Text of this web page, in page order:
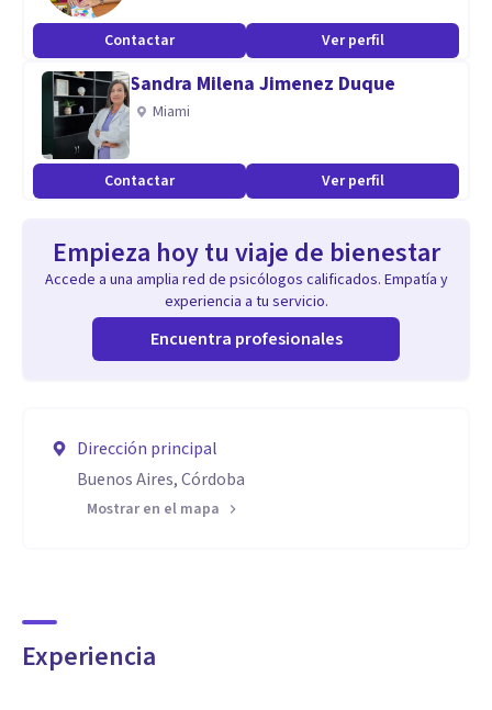
Contactar Ver perfil
Sandra Milena Jimenez Duque
Miami
Contactar Ver perfil
Empieza hoy tu viaje de bienestar
Accede a una amplia red de psicólogos calificados. Empatía y
experiencia a tu servicio.
Encuentra profesionales
Dirección principal
Buenos Aires, Córdoba
Mostrar en el mapa
Experiencia